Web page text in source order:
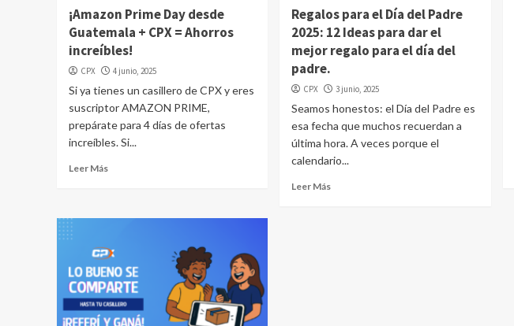
¡Amazon Prime Day desde
Guatemala + CPX = Ahorros
increíbles!
CPX 4 junio, 2025
Si ya tienes un casillero de CPX y eres
suscriptor AMAZON PRIME,
prepárate para 4 días de ofertas
increíbles. Si...
Leer Más
Regalos para el Día del Padre
2025: 12 Ideas para dar el
mejor regalo para el día del
padre.
CPX 3 junio, 2025
Seamos honestos: el Día del Padre es
esa fecha que muchos recuerdan a
última hora. A veces porque el
calendario...
Leer Más